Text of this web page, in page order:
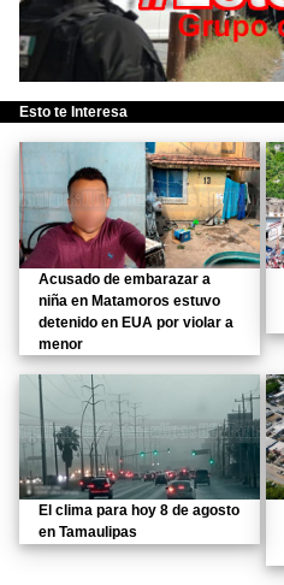
Esto te Interesa
Acusado de embarazar a
niña en Matamoros estuvo
detenido en EUA por violar a
menor
El clima para hoy 8 de agosto
en Tamaulipas